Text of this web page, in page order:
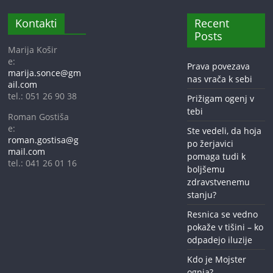
Kontakti
Marija Košir
e:
marija.sonce@gm
ail.com
tel.: 051 26 90 38
Roman Gostiša
e:
roman.gostisa@g
mail.com
tel.: 041 26 01 16
Recent
Posts
Prava povezava
nas vrača k sebi
Prižigam ogenj v
tebi
Ste vedeli, da hoja
po žerjavici
pomaga tudi k
boljšemu
zdravstvenemu
stanju?
Resnica se vedno
pokaže v tišini – ko
odpadejo iluzije
Kdo je Mojster